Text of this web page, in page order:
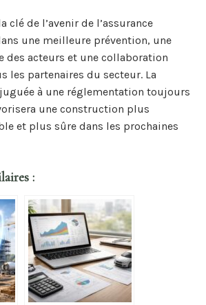
clé de l’avenir de l’assurance
une meilleure prévention, une
des acteurs et une collaboration
les partenaires du secteur. La
à une réglementation toujours
une construction plus
et plus sûre dans les prochaines
: